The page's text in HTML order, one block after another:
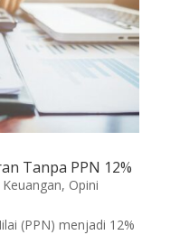
Tanpa PPN 12%
Keuangan, Opini
(PPN) menjadi 12%